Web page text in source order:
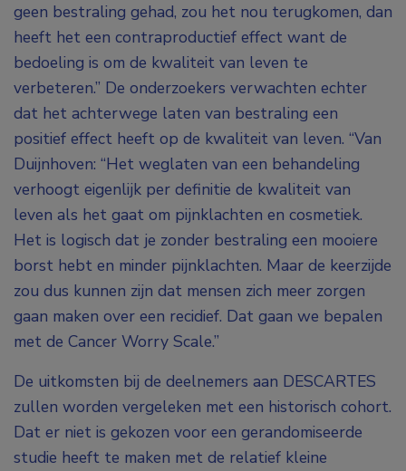
geen bestraling gehad, zou het nou terugkomen, dan
heeft het een contraproductief effect want de
bedoeling is om de kwaliteit van leven te
verbeteren.” De onderzoekers verwachten echter
dat het achterwege laten van bestraling een
positief effect heeft op de kwaliteit van leven. “Van
Duijnhoven: “Het weglaten van een behandeling
verhoogt eigenlijk per definitie de kwaliteit van
leven als het gaat om pijnklachten en cosmetiek.
Het is logisch dat je zonder bestraling een mooiere
borst hebt en minder pijnklachten. Maar de keerzijde
zou dus kunnen zijn dat mensen zich meer zorgen
gaan maken over een recidief. Dat gaan we bepalen
met de Cancer Worry Scale.”
De uitkomsten bij de deelnemers aan DESCARTES
zullen worden vergeleken met een historisch cohort.
Dat er niet is gekozen voor een gerandomiseerde
studie heeft te maken met de relatief kleine